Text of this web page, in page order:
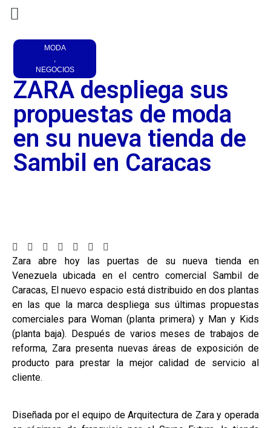
MODA
,
NEGOCIOS
ZARA despliega sus
propuestas de moda
en su nueva tienda de
Sambil en Caracas
Zara abre hoy las puertas de su nueva tienda en
Venezuela ubicada en el centro comercial Sambil de
Caracas, El nuevo espacio está distribuido en dos plantas
en las que la marca despliega sus últimas propuestas
comerciales para Woman (planta primera) y Man y Kids
(planta baja). Después de varios meses de trabajos de
reforma, Zara presenta nuevas áreas de exposición de
producto para prestar la mejor calidad de servicio al
cliente.
Diseñada por el equipo de Arquitectura de Zara y operada